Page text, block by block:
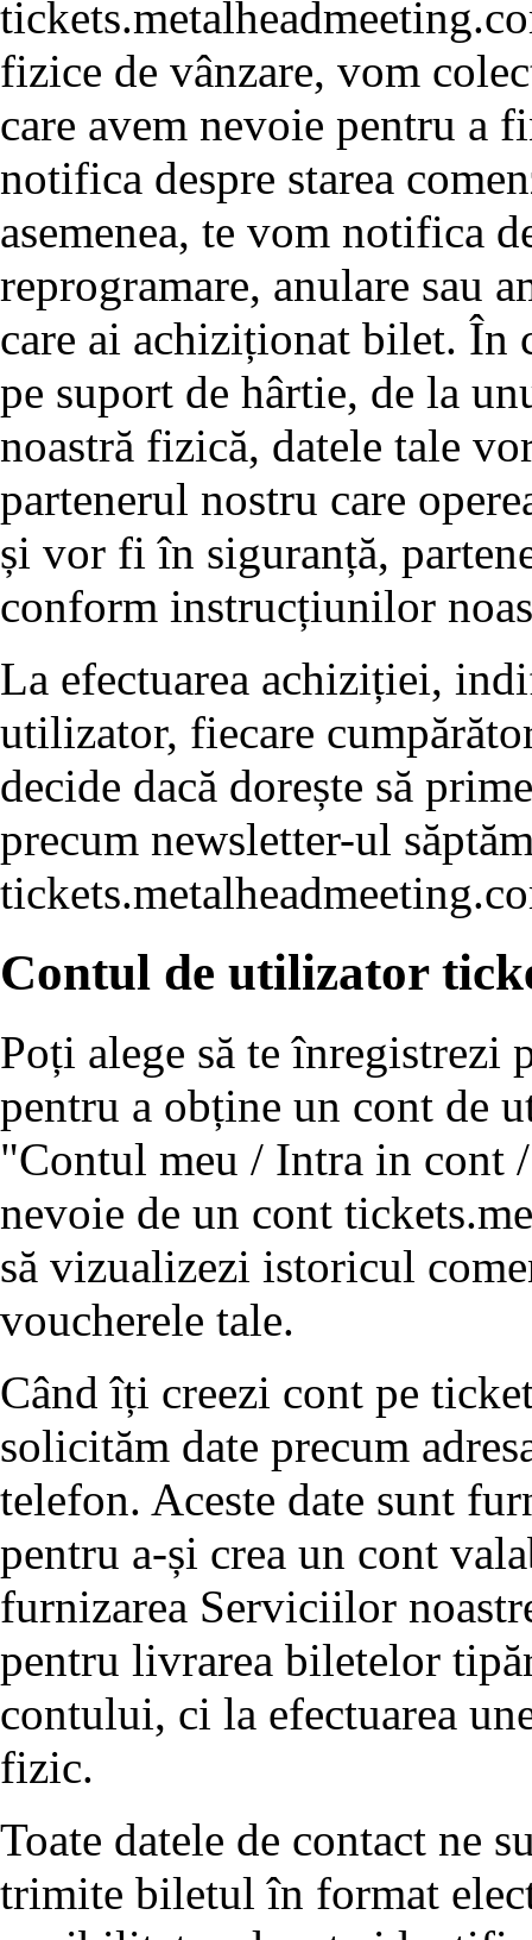
fizice de vânzare, vom
care avem nevoie pentru a
notifica despre starea
asemenea, te vom notifica
reprogramare, anulare sau
care ai achiziționat bilet. În
pe suport de hârtie, de la
noastră fizică, datele tale
partenerul nostru care
și vor fi în siguranță,
conform instrucțiunilor
La efectuarea achiziției,
utilizator, fiecare
decide dacă dorește să
precum newsletter-ul
Contul de utilizator
Poți alege să te înregistrezi
pentru a obține un cont de
"Contul meu / Intra in cont
nevoie de un cont
să vizualizezi istoricul
voucherele tale.
Când îți creezi cont pe
solicităm date precum
telefon. Aceste date sunt
pentru a-și crea un cont
furnizarea Serviciilor
pentru livrarea biletelor
contului, ci la efectuarea
fizic.
Toate datele de contact ne
trimite biletul în format